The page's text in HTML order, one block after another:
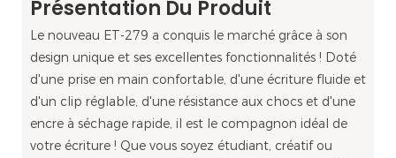
Présentation Du Produit
Le nouveau ET-279 a conquis le marché grâce à son
design unique et ses excellentes fonctionnalités ! Doté
d'une prise en main confortable, d'une écriture fluide et
d'un clip réglable, d'une résistance aux chocs et d'une
encre à séchage rapide, il est le compagnon idéal de
votre écriture ! Que vous soyez étudiant, créatif ou